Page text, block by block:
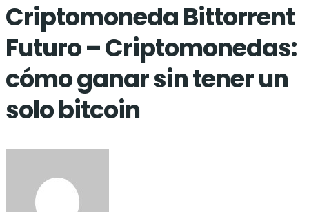
Criptomoneda Bittorrent
Futuro – Criptomonedas:
cómo ganar sin tener un
solo bitcoin